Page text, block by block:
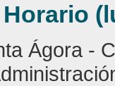
Horario
Ágora -